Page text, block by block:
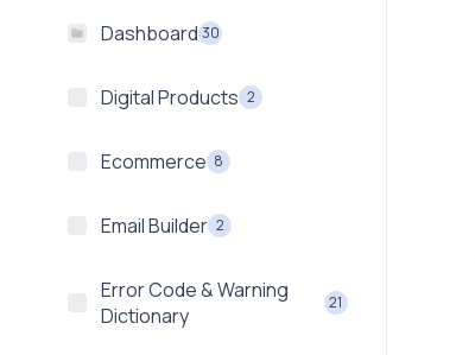
Dashboard 30
Digital Products 2
Ecommerce 8
Email Builder 2
Error Code & Warning
Dictionary
21